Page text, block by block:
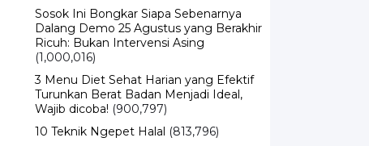
Sosok Ini Bongkar Siapa Sebenarnya
Dalang Demo 25 Agustus yang Berakhir
Ricuh: Bukan Intervensi Asing
(1,000,016)
3 Menu Diet Sehat Harian yang Efektif
Turunkan Berat Badan Menjadi Ideal,
Wajib dicoba! (900,797)
10 Teknik Ngepet Halal (813,796)